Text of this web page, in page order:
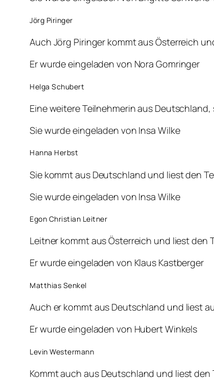
Jörg Piringer
Auch Jörg Piringer kommt aus Österreich
Er wurde eingeladen von Nora Gomringer
Helga Schubert
Eine weitere Teilnehmerin aus
Sie wurde eingeladen von Insa Wilke
Hanna Herbst
Sie kommt aus Deutschland und liest den
Sie wurde eingeladen von Insa Wilke
Egon Christian Leitner
Leitner kommt aus Österreich und liest den
Er wurde eingeladen von Klaus Kastberger
Matthias Senkel
Auch er kommt aus Deutschland und liest
Er wurde eingeladen von Hubert Winkels
Levin Westermann
Kommt auch aus Deutschland und liest den